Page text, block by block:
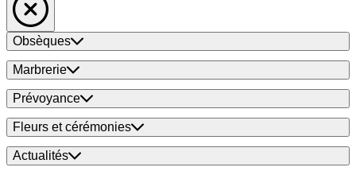
Obsèques
Marbrerie
Prévoyance
Fleurs et cérémonies
Actualités